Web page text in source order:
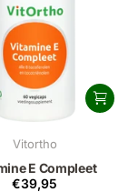
Vitortho
E Compleet
€39,95